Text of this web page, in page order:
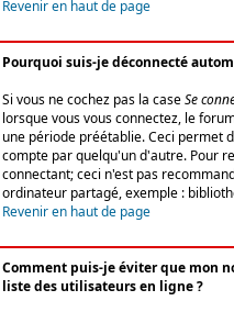
Revenir en haut de page
Pourquoi suis-je déconnecté
Si vous ne cochez pas la caseSe
lorsque vous vous connectez, le
une période préétablie. Ceci permet
compte par quelqu'un d'autre. Pour
connectant; ceci n'est pas
ordinateur partagé, exemple :
Revenir en haut de page
Comment puis-je éviter que mon
liste des utilisateurs en ligne ?